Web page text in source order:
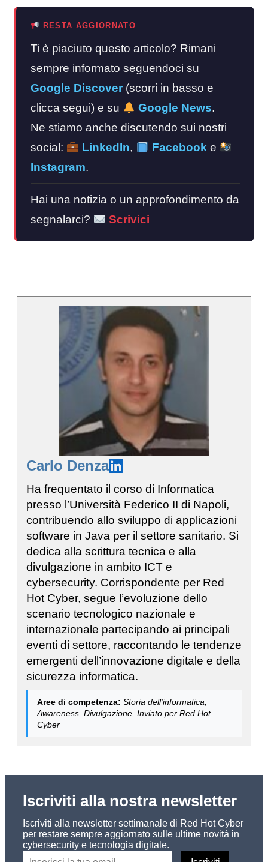
RESTA AGGIORNATO
Ti è piaciuto questo articolo? Rimani
sempre informato seguendoci su
Google Discover (scorri in basso e
clicca segui) e su
Google News.
Ne stiamo anche discutendo sui nostri
social:
LinkedIn, Facebooke
Instagram.
Hai una notizia o un approfondimento da
segnalarci?
Scrivici
Carlo Denza
Ha frequentato il corso di Informatica
presso l’Università Federico II di Napoli,
contribuendo allo sviluppo di applicazioni
software in Java per il settore sanitario. Si
dedica alla scrittura tecnica e alla
divulgazione in ambito ICT e
cybersecurity. Corrispondente per Red
Hot Cyber, segue l’evoluzione dello
scenario tecnologico nazionale e
internazionale partecipando ai principali
eventi di settore, raccontando le tendenze
emergenti dell’innovazione digitale e della
sicurezza informatica.
Aree di competenza: Storia dell'informatica,
Awareness, Divulgazione, Inviato per Red Hot
Cyber
Iscriviti alla nostra newsletter
Iscriviti alla newsletter settimanale di Red Hot Cyber
per restare sempre aggiornato sulle ultime novità in
cybersecurity e tecnologia digitale.